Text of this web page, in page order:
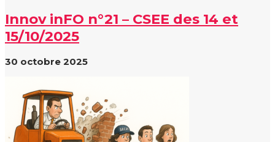
Innov inFO n°21 – CSEE des 14 et
15/10/2025
30 octobre 2025